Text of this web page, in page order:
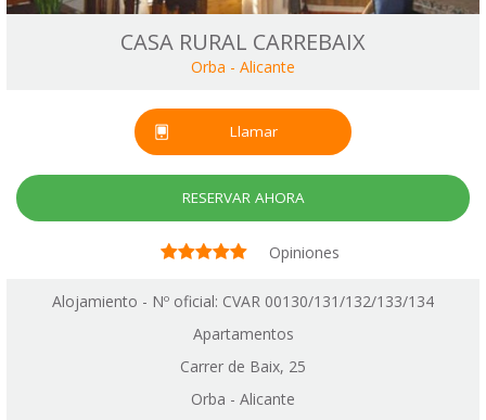
CASA RURAL CARREBAIX
Orba - Alicante
Llamar
RESERVAR AHORA
Opiniones
Alojamiento - Nº oficial: CVAR 00130/131/132/133/134
Apartamentos
Carrer de Baix, 25
Orba - Alicante